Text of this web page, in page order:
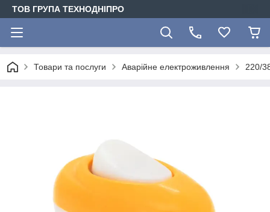
ТОВ ГРУПА ТЕХНОДНІПРО
Товари та послуги Аварійне електроживлення 220/